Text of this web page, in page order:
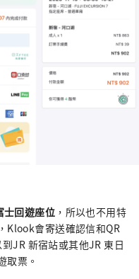
士回遊座位 ，所以也不用特
Klook會寄送確認信和QR
JR 新宿站或其他JR 東日
取票。